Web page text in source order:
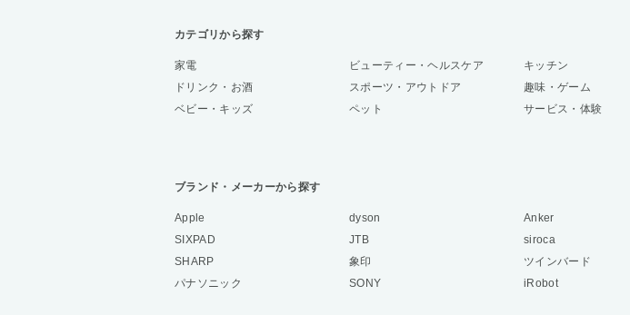
カテゴリから探す
家電 ビューティー・ヘルスケア キッチン
ドリンク・お酒
スポーツ・アウトドア 趣味・ゲーム
ベビー・キッズ
ペット サービス・体験
ブランド・メーカーから探す
Apple dyson Anker
SIXPAD
JTB siroca
SHARP
象印 ツインバード
パナソニック
SONY iRobot